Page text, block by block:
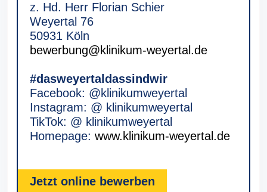
z. Hd. Herr Florian Schier
Weyertal 76
50931 Köln
bewerbung@klinikum-weyertal.de
#dasweyertaldassindwir
Facebook: @klinikumweyertal
Instagram: @ klinikumweyertal
TikTok: @ klinikumweyertal
Homepage: www.klinikum-weyertal.de
Jetzt online bewerben